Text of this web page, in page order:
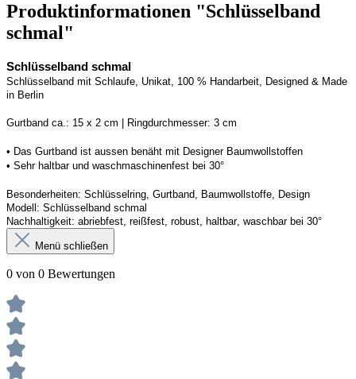
Produktinformationen "Schlüsselband
schmal"
Schlüsselband schmal
Schlüsselband mit Schlaufe, Unikat, 100 % Handarbeit, Designed & Made
in Berlin
Gurtband ca.: 15 x 2 cm | Ringdurchmesser: 3 cm
• Das Gurtband ist aussen benäht mit Designer Baumwollstoffen
• Sehr haltbar und waschmaschinenfest bei 30°
Besonderheiten: Schlüsselring, Gurtband, Baumwollstoffe, Design
Modell: Schlüsselband schmal
Nachhaltigkeit: abriebfest, reißfest, robust, haltbar, waschbar bei 30°
Menü schließen
0 von 0 Bewertungen